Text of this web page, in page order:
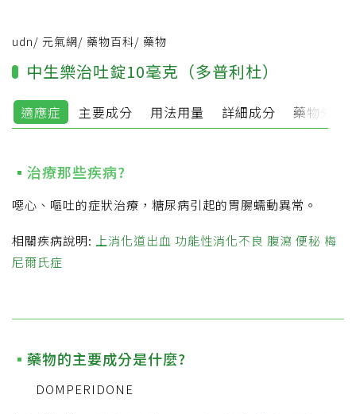
udn/ 元氣網/ 藥物百科/ 藥物
中生樂治吐錠10毫克（多普利杜）
適應症 主要成分 用法用量 詳細成分 藥物外觀
治療那些疾病?
噁心、嘔吐的症狀治療，糖尿病引起的胃腸蠕動異常。
相關疾病說明: 上消化道出血 功能性消化不良 腹瀉 便秘 梅
尼爾氏症
藥物的主要成分是什麼?
DOMPERIDONE